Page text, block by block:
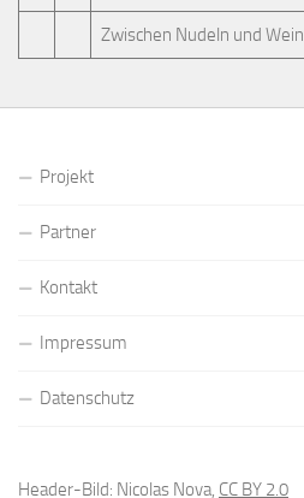
Zwischen Nudeln und Wein
Projekt
Partner
Kontakt
Impressum
Datenschutz
Header-Bild: Nicolas Nova, CC BY 2.0